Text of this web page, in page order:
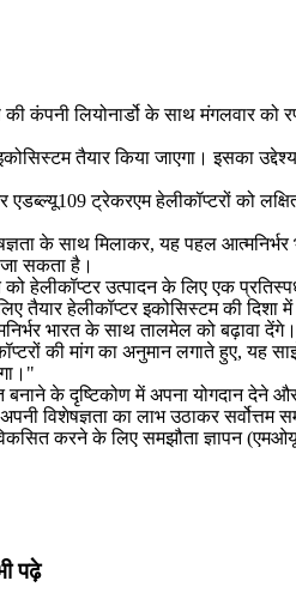
कंपनी लियोनार्डो के साथ मंगलवार को
तैयार किया जाएगा। इसका
ट्रेकरएम हेलीकॉप्टरों को
के साथ मिलाकर, यह पहल आत्मनिर्भर
सकता है।
हेलीकॉप्टर उत्पादन के लिए एक
हेलीकॉप्टर इकोसिस्टम की दिशा
भारत के साथ तालमेल को बढ़ावा
मांग का अनुमान लगाते हुए, यह
के दृष्टिकोण में अपना योगदान देने
का लाभ उठाकर सर्वोत्तम
करने के लिए समझौता ज्ञापन
पढ़े